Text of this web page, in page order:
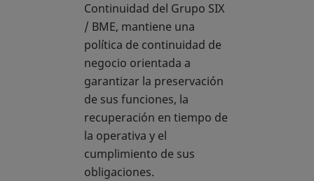
Continuidad del Grupo SIX
/ BME, mantiene una
política de continuidad de
negocio orientada a
garantizar la preservación
de sus funciones, la
recuperación en tiempo de
la operativa y el
cumplimiento de sus
obligaciones.